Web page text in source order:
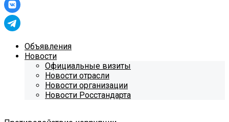
Объявления
Новости
Официальные визиты
Новости отрасли
Новости организации
Новости Росстандарта